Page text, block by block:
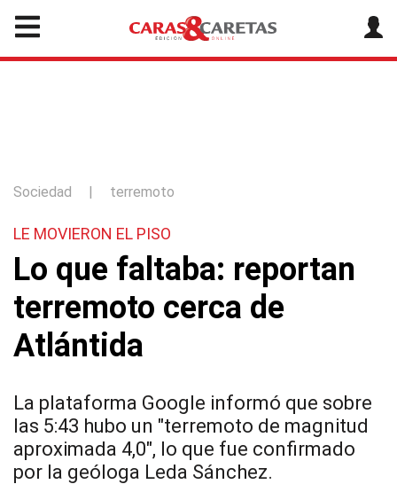
Sociedad | terremoto
LE MOVIERON EL PISO
Lo que faltaba: reportan
terremoto cerca de
Atlántida
La plataforma Google informó que sobre
las 5:43 hubo un "terremoto de magnitud
aproximada 4,0", lo que fue confirmado
por la geóloga Leda Sánchez.